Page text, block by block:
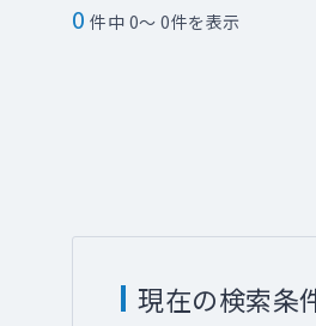
0 件中 0～ 0件を表示
現在の検索条